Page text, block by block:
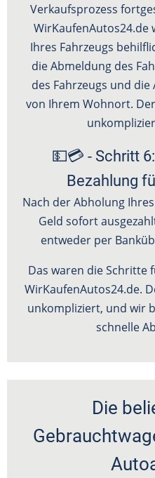
Verkaufsprozess
WirKaufenAutos24.de
Ihres Fahrzeugs
die Abmeldung des
des Fahrzeugs und
von Ihrem Wohnort.
💵💳 - Schritt
Bezahlung
Nach der Abholung
Geld sofort
entweder per
Das waren die Schritte
WirKaufenAutos24.de.
unkompliziert, und wir
schnelle
Die